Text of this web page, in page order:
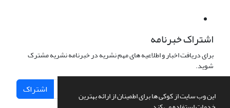
این وب سایت از کوکی ها برای اطمینان از ارائه بهترین
اشتراک خبرنامه
برای دریافت اخبار و اطلاعیه های مهم نشریه در خبرنامه نشریه مشترک
شوید.
اشتراک